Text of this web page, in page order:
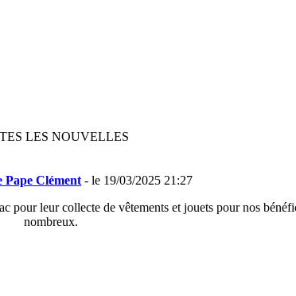
LES NOUVELLES
Pape Clément - le 19/03/2025 21:27
pour leur collecte de vêtements et jouets pour nos
nombreux.